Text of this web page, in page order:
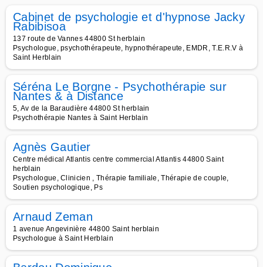
Cabinet de psychologie et d'hypnose Jacky
Rabibisoa
137 route de Vannes 44800 St herblain
Psychologue, psychothérapeute, hypnothérapeute, EMDR, T.E.R.V à
Saint Herblain
Séréna Le Borgne - Psychothérapie sur
Nantes & à Distance
5, Av de la Baraudière 44800 St herblain
Psychothérapie Nantes à Saint Herblain
Agnès Gautier
Centre médical Atlantis centre commercial Atlantis 44800 Saint
herblain
Psychologue, Clinicien , Thérapie familiale, Thérapie de couple,
Soutien psychologique, Ps
Arnaud Zeman
1 avenue Angevinière 44800 Saint herblain
Psychologue à Saint Herblain